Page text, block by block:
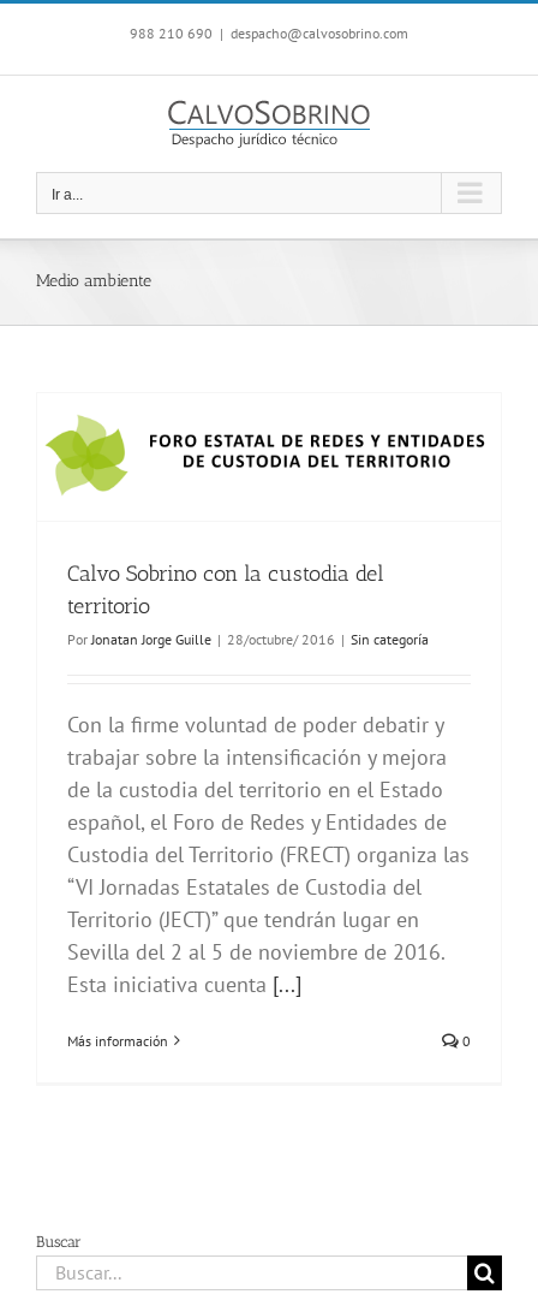
contenido
988 210 690 | despacho@calvosobrino.com
Ir a...
Medio ambiente
Calvo Sobrino con la custodia del
territorio
Por Jonatan Jorge Guille | 28/octubre/ 2016 | Sin categoría
Con la firme voluntad de poder debatir y
trabajar sobre la intensificación y mejora
de la custodia del territorio en el Estado
español, el Foro de Redes y Entidades de
Custodia del Territorio (FRECT) organiza las
“VI Jornadas Estatales de Custodia del
Territorio (JECT)” que tendrán lugar en
Sevilla del 2 al 5 de noviembre de 2016.
Esta iniciativa cuenta [...]
Más información 0
Buscar
Buscar: